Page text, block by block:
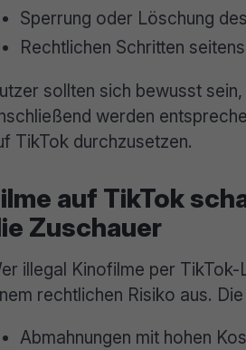
Sperrung oder Löschung
Rechtlichen Schritten
sollten sich bewusst
werden
TikTok durchzusetzen.
auf TikTok
Zuschauer
illegal Kinofilme per
rechtlichen Risiko aus.
Abmahnungen mit hohen